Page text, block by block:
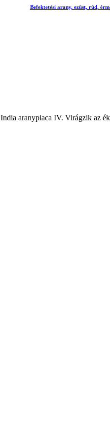
Befektetési arany, ezüst, rúd,
India aranypiaca IV. Virágzik az